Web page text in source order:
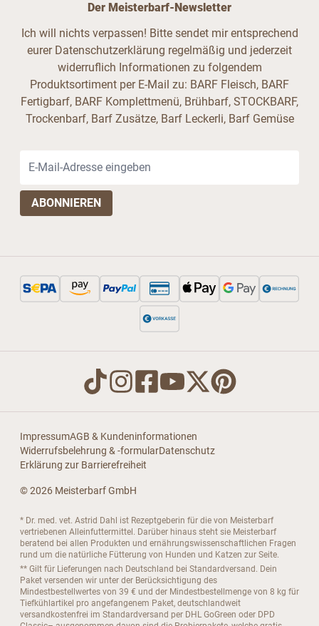
Der Meisterbarf-Newsletter
Ich will nichts verpassen! Bitte sendet mir entsprechend
eurer Datenschutzerklärung regelmäßig und jederzeit
widerruflich Informationen zu folgendem
Produktsortiment per E-Mail zu: BARF Fleisch, BARF
Fertigbarf, BARF Komplettmenü, Brühbarf, STOCKBARF,
Trockenbarf, Barf Zusätze, Barf Leckerli, Barf Gemüse
ImpressumAGB & Kundeninformationen
Widerrufsbelehrung & -formularDatenschutz
Erklärung zur Barrierefreiheit
© 2026 Meisterbarf GmbH
* Dr. med. vet. Astrid Dahl ist Rezeptgeberin für die von Meisterbarf
vertriebenen Alleinfuttermittel. Darüber hinaus steht sie Meisterbarf
beratend bei allen Produkten und ernährungswissenschaftlichen Fragen
rund um die natürliche Fütterung von Hunden und Katzen zur Seite.
** Gilt für Lieferungen nach Deutschland bei Standardversand. Dein
Paket versenden wir unter der Berücksichtigung des
Mindestbestellwertes von 39 € und der Mindestbestellmenge von 8 kg für
Tiefkühlartikel pro angefangenem Paket, deutschlandweit
versandkostenfrei im Standardversand per DHL GoGreen oder DPD